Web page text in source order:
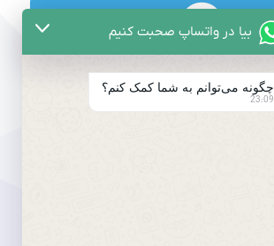
بیا در واتساپ صحبت کنیم
چگونه می‌توانم به شما کمک کنم؟
23:09